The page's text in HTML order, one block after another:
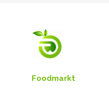
Foodmarkt